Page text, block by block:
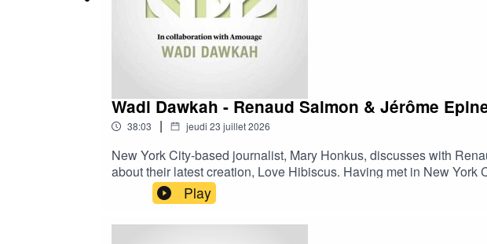
Wadi Dawkah - Renaud Salmon & Jérôme
38:03 | jeudi 23 juillet 2026
New York City-based journalist, Mary Honkus, discusses with
about their latest creation, Love Hibiscus. Having met in New
fragrances. Their path together led to this floral gourmand
available only in English.---- Podcasts by Nez, the audio channel
platforms (Spotify, Deezer, Amazon Music, Apple Podcasts)
Play